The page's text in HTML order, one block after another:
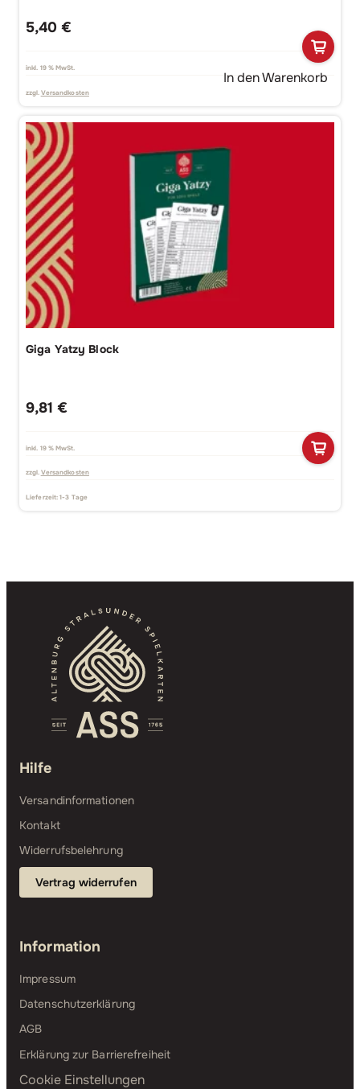
5,40 €
inkl. 19 % MwSt.
zzgl. Versandkosten
In den Warenkorb
Giga Yatzy Block
9,81 €
inkl. 19 % MwSt.
zzgl. Versandkosten
Lieferzeit:1-3 Tage
Hilfe
Versandinformationen
Kontakt
Widerrufsbelehrung
Vertrag widerrufen
Information
Impressum
Datenschutzerklärung
AGB
Erklärung zur Barrierefreiheit
Cookie Einstellungen